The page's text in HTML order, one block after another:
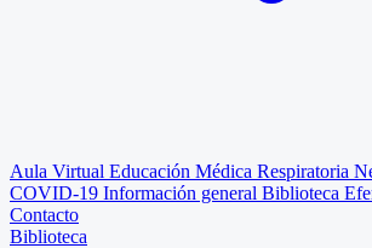
Aula Virtual Educación Médica Respiratoria
COVID-19 Información general Biblioteca
Contacto
Biblioteca